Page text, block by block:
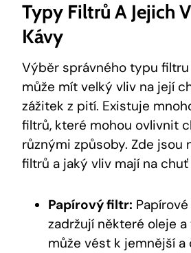
Typy Filtrů A ‍jejich
⁣kávy
Výběr ‌správného typu
může mít velký vliv⁢ na její
zážitek z pití. Existuje
filtrů, které mohou ovlivnit
různými způsoby. Zde ⁢jsou
filtrů a jaký vliv⁣ mají na chuť⁤
Papírový filtr:
zadržují některé oleje ‍a
může vést k jemnější